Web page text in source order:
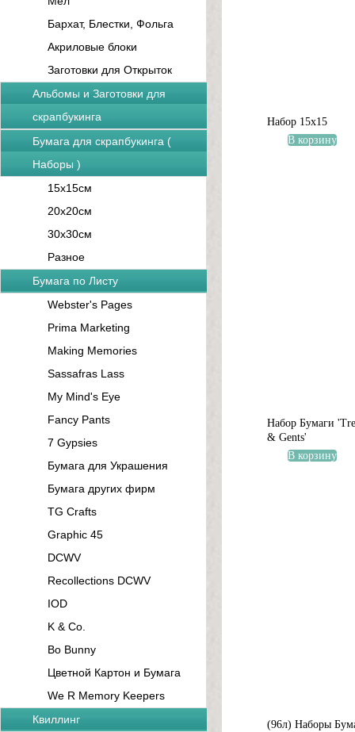
Бархат, Блестки, Фольга
Акриловые блоки
Заготовки для Открыток
Альбомы и Заготовки для
скрапбукинга
Бумага для скрапбукинга (
Наборы )
15x15см
20x20см
30x30см
Разное
Бумага по Листу
Webster's Pages
Prima Marketing
Making Memories
Sassafras Lass
My Mind's Eye
Fancy Pants
7 Gypsies
Бумага для Украшения
Бумага других фирм
TG Crafts
Graphic 45
DCWV
Recollections DCWV
IOD
K & Co.
Bo Bunny
Цветной Картон и Бумага
We R Memory Keepers
Квиллинг
Набор 15х15
В корзину
Набор Бумаги
& Gents'
В корзину
(96л) Наборы